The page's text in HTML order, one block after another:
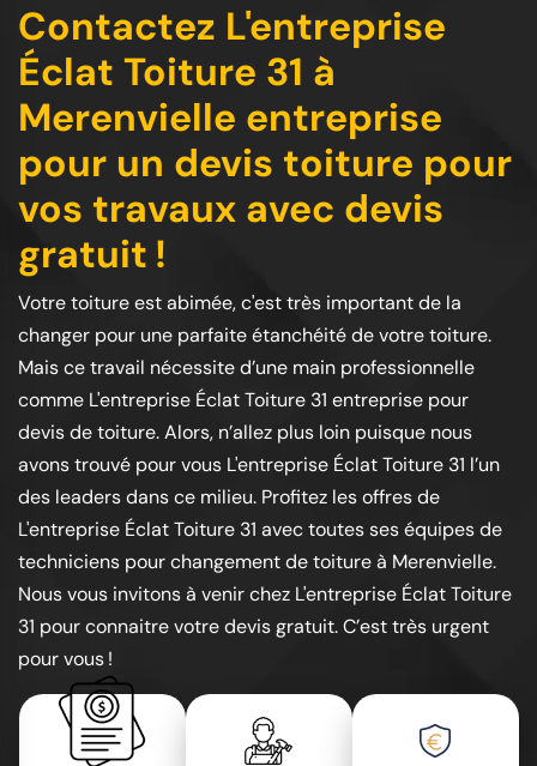
Contactez L'entreprise
Éclat Toiture 31 à
Merenvielle entreprise
pour un devis toiture pour
vos travaux avec devis
gratuit !
Votre toiture est abimée, c'est très important de la
changer pour une parfaite étanchéité de votre toiture.
Mais ce travail nécessite d’une main professionnelle
comme L'entreprise Éclat Toiture 31 entreprise pour
devis de toiture. Alors, n’allez plus loin puisque nous
avons trouvé pour vous L'entreprise Éclat Toiture 31 l’un
des leaders dans ce milieu. Profitez les offres de
L'entreprise Éclat Toiture 31 avec toutes ses équipes de
techniciens pour changement de toiture à Merenvielle.
Nous vous invitons à venir chez L'entreprise Éclat Toiture
31 pour connaitre votre devis gratuit. C’est très urgent
pour vous !